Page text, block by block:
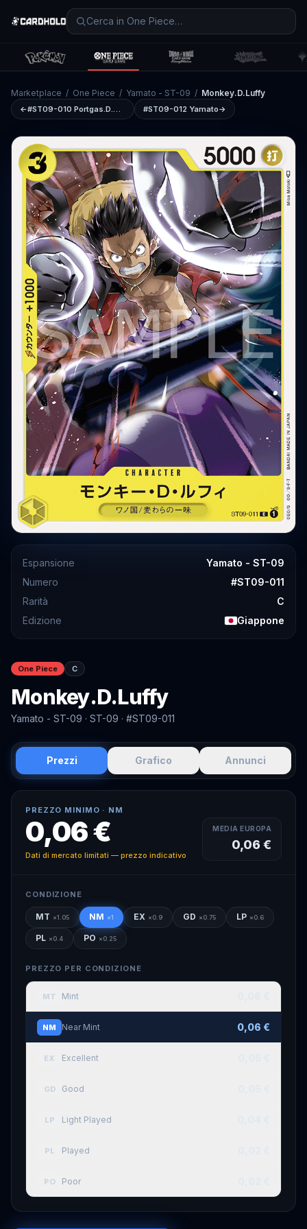
Marketplace / One Piece / Yamato - ST-09 / Monkey.D.Luffy
←#ST09-010 Portgas.D.Ace #ST09-012 Yamato→
Espansione
Yamato - ST-09
Numero
#ST09-011
Rarità
C
Edizione
Giappone
One Piece C
Monkey.D.Luffy
Yamato - ST-09 · ST-09 · #ST09-011
Prezzi Grafico Annunci
PREZZO MINIMO · NM
0,06 €
Dati di mercato limitati — prezzo indicativo
MEDIA EUROPA
0,06 €
CONDIZIONE
MT ×1.05 NM ×1 EX ×0.9 GD ×0.75 LP ×0.6
PL ×0.4 PO ×0.25
PREZZO PER CONDIZIONE
MT Mint
NM Near Mint 0,06 €
EX Excellent
GD Good
LP Light Played
PL Played
PO Poor